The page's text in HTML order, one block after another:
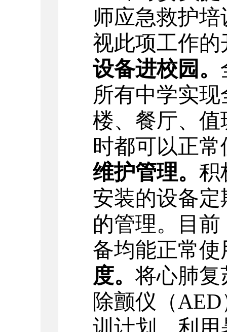
师应急救护
视此项工作的
设备进校园。
所有中学实
楼、餐厅、
时都可以正常
维护管理。 积
安装的设备
的管理。目
备均能正常使
度。 将心肺复
除颤仪（